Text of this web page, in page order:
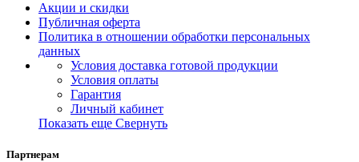
Акции и скидки
Публичная оферта
Политика в отношении обработки персональных
данных
Условия доставка готовой продукции
Условия оплаты
Гарантия
Личный кабинет
Показать еще Свернуть
Партнерам